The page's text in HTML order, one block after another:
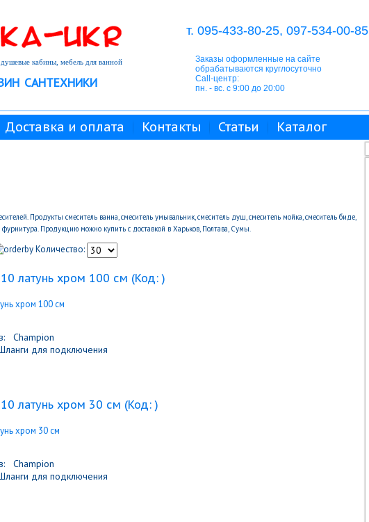
т. 095-433-80-25, 097-534-00-85
Заказы оформленные на сайте
обрабатываются круглосуточно
Call-центр:
пн. - вс. с 9:00 до 20:00
сантехники
кабины, мебель для ванной
Доставка и оплата Контакты Статьи Каталог
Продукты смеситель ванна, смеситель умывальник, смеситель душ, смеситель мойка, смеситель биде,
Продукцию можно купить с доставкой в Харьков, Полтава, Сумы.
Количество:
латунь хром 100 см (Код:)
Champion
для подключения
латунь хром 30 см (Код:)
Champion
для подключения